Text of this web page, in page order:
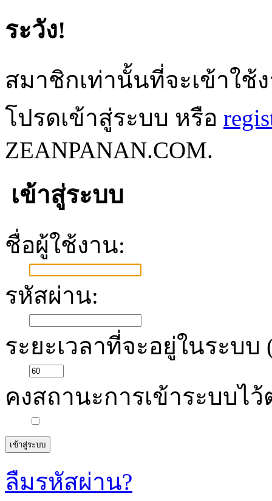
ระวัง!
สมาชิกเท่านั้นที่จะเข้าใช้
โปรดเข้าสู่ระบบ หรือ
ZEANPANAN.COM.
เข้าสู่ระบบ
ชื่อผู้ใช้งาน:
รหัสผ่าน:
ระยะเวลาที่จะอยู่ในระบบ
คงสถานะการเข้าระบบไ
ลืมรหัสผ่าน?